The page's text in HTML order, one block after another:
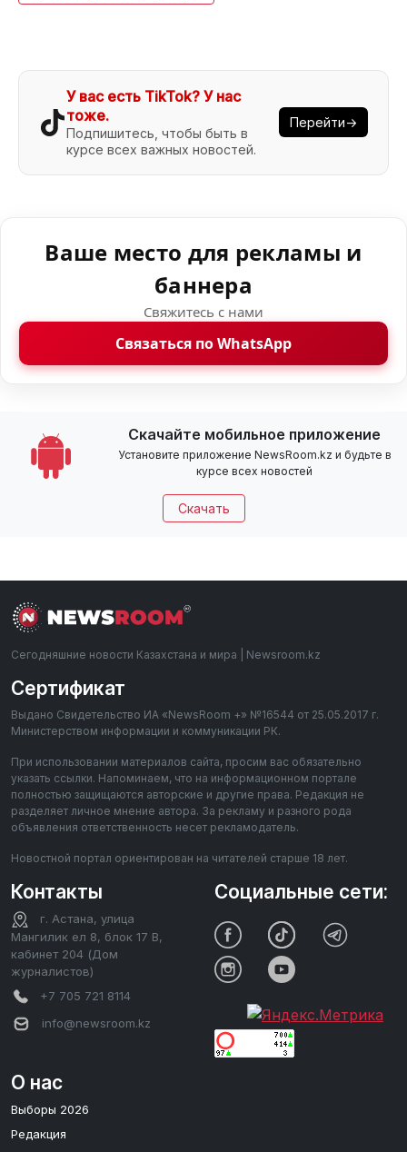
У вас есть TikTok? У нас
тоже.
Подпишитесь, чтобы быть в
курсе всех важных новостей.
Перейти→
Ваше место для рекламы и
баннера
Свяжитесь с нами
Связаться по WhatsApp
Скачайте мобильное приложение
Установите приложение NewsRoom.kz и будьте в
курсе всех новостей
Скачать
Сегодняшние новости Казахстана и мира | Newsroom.kz
Сертификат
Выдано Свидетельство ИА «NewsRoom +» №16544 от 25.05.2017 г.
Министерством информации и коммуникации РК.
При использовании материалов сайта, просим вас обязательно
указать ссылки. Напоминаем, что на информационном портале
полностью защищаются авторские и другие права. Редакция не
разделяет личное мнение автора. За рекламу и разного рода
объявления ответственность несет рекламодатель.
Новостной портал ориентирован на читателей старше 18 лет.
Контакты
г. Астана, улица
Мангилик ел 8, блок 17 В,
кабинет 204 (Дом
журналистов)
+7 705 721 8114
info@newsroom.kz
О нас
Выборы 2026
Редакция
Социальные сети: